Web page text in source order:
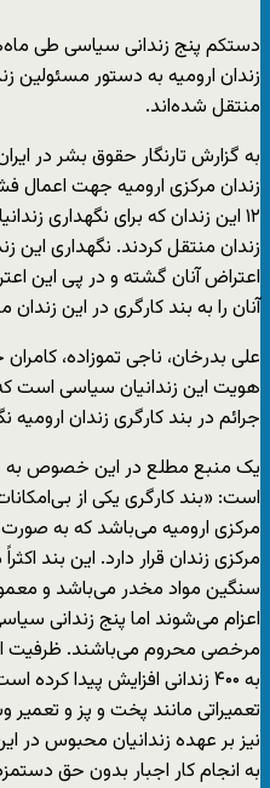
دستکم پنج زندانی سیاسی طی
زندان ارومیه به دستور مسئولین
منتقل شده‌اند.
به گزارش تارنگار حقوق بشر در
زندان مرکزی ارومیه جهت اعمال
۱۲ این زندان که برای نگهداری
زندان منتقل کردند. نگهداری این
اعتراض آنان گشته و در پی این
آنان را به بند کارگری در این زندان
علی بدرخان، ناجی تموزاده،
هویت این زندانیان سیاسی است
جرائم در بند کارگری زندان
یک منبع مطلع در این خصوص به
است: «بند کارگری یکی از
مرکزی ارومیه می‌باشد که به
مرکزی زندان قرار دارد. این بند
سنگین مواد مخدر می‌باشد و
اعزام می‌شوند اما پنج زندانی
به ۴۰۰ زندانی افزایش پیدا
تعمیراتی مانند پخت و پز و
نیز بر عهده زندانیان محبوس در
به انجام کار اجبار بدون حق